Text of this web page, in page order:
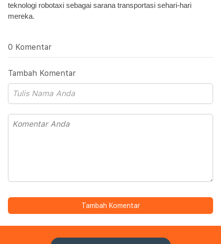
teknologi robotaxi sebagai sarana transportasi sehari-hari
mereka.
0 Komentar
Tambah Komentar
Tambah Komentar